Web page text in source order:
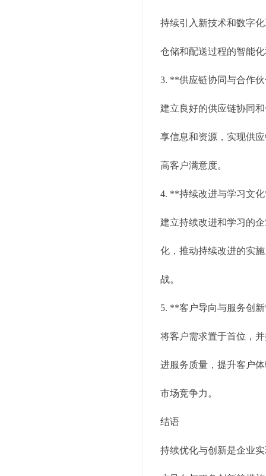
持续引入新技术和数字
仓储和配送过程的智能
3. **供应链协同与合作
建立良好的供应链协同
享信息和资源，实现供
高客户满意度。
4. **持续改进与学习文
建立持续改进和学习的
化，推动持续改进的实
战。
5. **客户导向与服务创
将客户需求置于首位，
进服务质量，提升客户
市场竞争力。
结语
持续优化与创新是企业